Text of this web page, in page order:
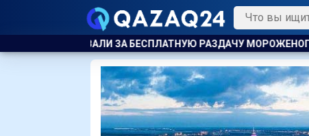
РАЗДАЧУ МОРОЖЕНОГО ДЕТЯМ ТЯЖЕЛЫЕ